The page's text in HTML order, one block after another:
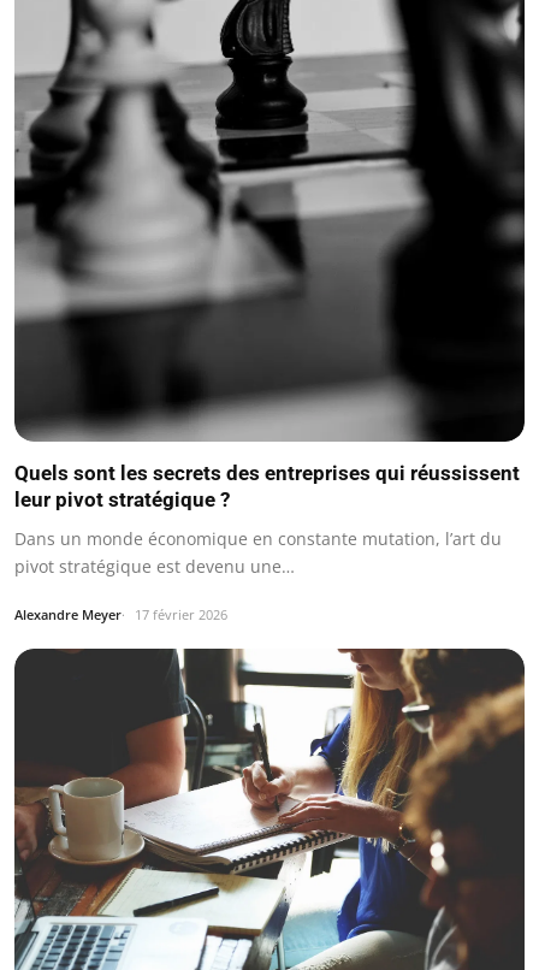
Quels sont les secrets des entreprises qui réussissent
leur pivot stratégique ?
Dans un monde économique en constante mutation, l’art du
pivot stratégique est devenu une…
Alexandre Meyer 17 février 2026